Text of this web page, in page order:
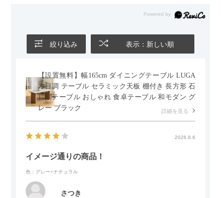
絞り込み 表示：新しい順
【設置無料】幅165cm ダイニングテーブル LUGA
木目調 テーブル セラミック天板 棚付き 長方形 石
目調テーブル おしゃれ 食卓テーブル 和モダン グ
レー ブラック
詳細を見る
2026.8.6
イメージ通りの商品！
色：グレー×ナチュラル
さつき